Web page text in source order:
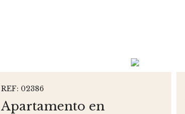
REF: 02386
Apartamento en